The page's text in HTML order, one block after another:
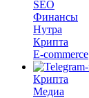
SEO
Финансы
Нутра
Крипта
E-commerce
Крипта
Медиа